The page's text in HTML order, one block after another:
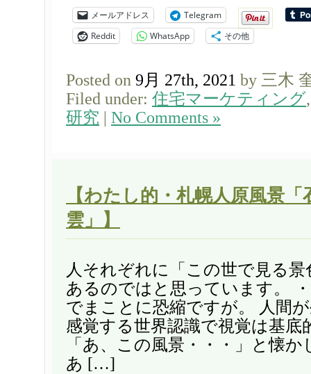
メールアドレス
Telegram
Reddit
WhatsApp その他
Posted on 9月 27th, 2021 by 三木
Filed under: 住宅マーケティング
研究 | No Comments »
【わたし的・札幌人原風景「
雲」】
人それぞれに「この世で見る
あるのではと思っています。
でまことに恐縮ですが。 人間
感覚する世界認識で視覚は基底
「あ、この風景・・・」と懐
あ […]